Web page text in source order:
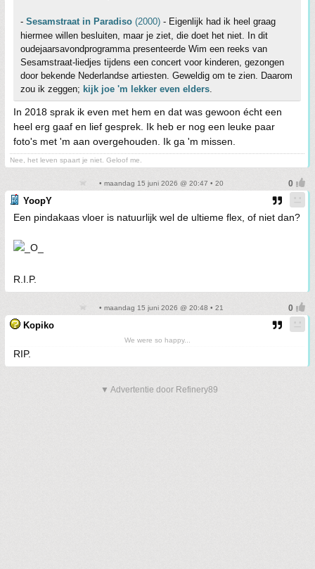
- Sesamstraat in Paradiso (2000) - Eigenlijk had ik heel graag
hiermee willen besluiten, maar je ziet, die doet het niet. In dit
oudejaarsavondprogramma presenteerde Wim een reeks van
Sesamstraat-liedjes tijdens een concert voor kinderen, gezongen
door bekende Nederlandse artiesten. Geweldig om te zien. Daarom
zou ik zeggen; kijk joe 'm lekker even elders
In 2018 sprak ik even met hem en dat was gewoon écht een
heel erg gaaf en lief gesprek. Ik heb er nog een leuke paar
foto's met 'm aan overgehouden. Ik ga 'm missen.
Nee, het leven spaart je niet. Geloof me.
• maandag 15 juni 2026 @ 20:47 • 20
YoopY
Een pindakaas vloer is natuurlijk wel de ultieme flex, of niet dan?
R.I.P.
• maandag 15 juni 2026 @ 20:48 • 21
Kopiko
We were so happy...
RIP.
▼ Advertentie door Refinery89